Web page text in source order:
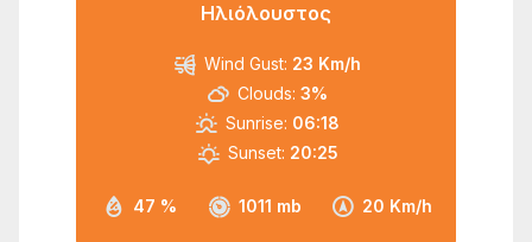
Ηλιόλουστος
47 % 1011 mb 20 Km/h
Wind Gust: 23 Km/h
Clouds: 3%
Sunrise: 06:18
Sunset: 20:25